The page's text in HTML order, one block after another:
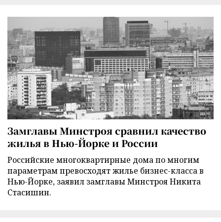
Замглавы Минстроя сравнил качество
жилья в Нью-Йорке и России
Российские многоквартирные дома по многим
параметрам превосходят жилье бизнес-класса в
Нью-Йорке, заявил замглавы Минстроя Никита
Стасишин.